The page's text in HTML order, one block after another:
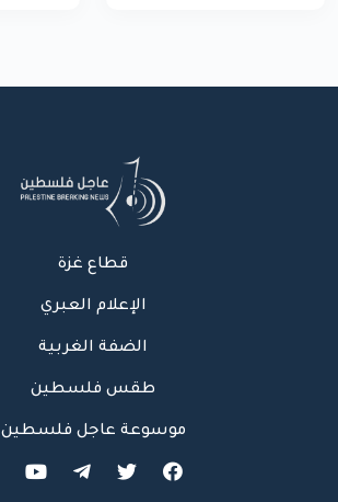
قطاع غزة
الإعلام العبري
الضفة الغربية
طقس فلسطين
موسوعة عاجل فلسطين